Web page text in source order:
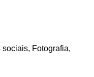
Fotografia,